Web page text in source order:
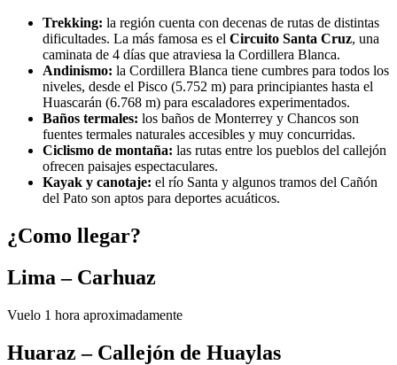
Trekking: la región cuenta con decenas de rutas de distintas
dificultades. La más famosa es el Circuito Santa Cruz, una
caminata de 4 días que atraviesa la Cordillera Blanca.
Andinismo: la Cordillera Blanca tiene cumbres para todos los
niveles, desde el Pisco (5.752 m) para principiantes hasta el
Huascarán (6.768 m) para escaladores experimentados.
Baños termales: los baños de Monterrey y Chancos son
fuentes termales naturales accesibles y muy concurridas.
Ciclismo de montaña: las rutas entre los pueblos del callejón
ofrecen paisajes espectaculares.
Kayak y canotaje: el río Santa y algunos tramos del Cañón
del Pato son aptos para deportes acuáticos.
¿Como llegar?
Lima – Carhuaz
Vuelo 1 hora aproximadamente
Huaraz – Callejón de Huaylas